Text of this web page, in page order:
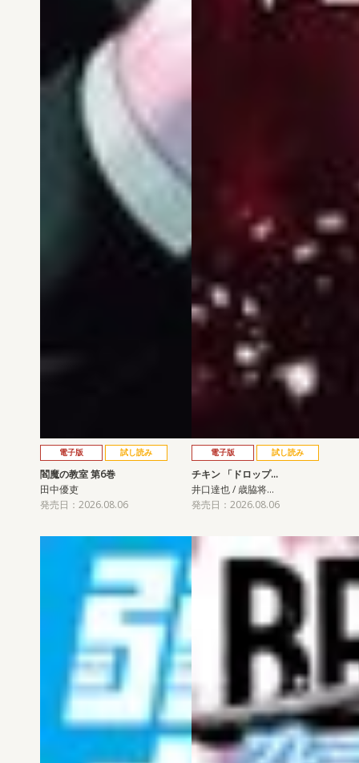
電子版 試し読み
閻魔の教室 第6巻
田中優吏
発売日：2026.08.06
電子版 試し読み
チキン 「ドロップ…
井口達也 / 歳脇将…
発売日：2026.08.06